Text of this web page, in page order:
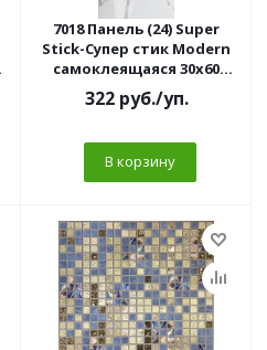
7018 Панель (24) Super
Stick-Супер стик Modern
самоклеящаяся 30х60
Роговик (10 шт/уп)//
322руб./уп.
В корзину